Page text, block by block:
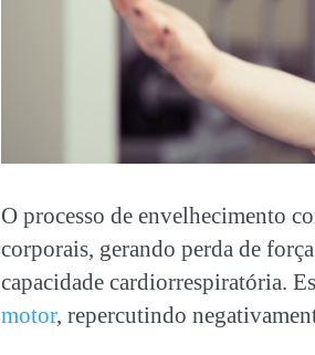
O processo de envelhecimento
corporais, gerando perda de
capacidade cardiorrespiratória.
motor, repercutindo